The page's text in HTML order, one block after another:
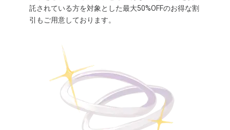
託されている方を対象とした最大50%OFFのお得な割
引もご用意しております。